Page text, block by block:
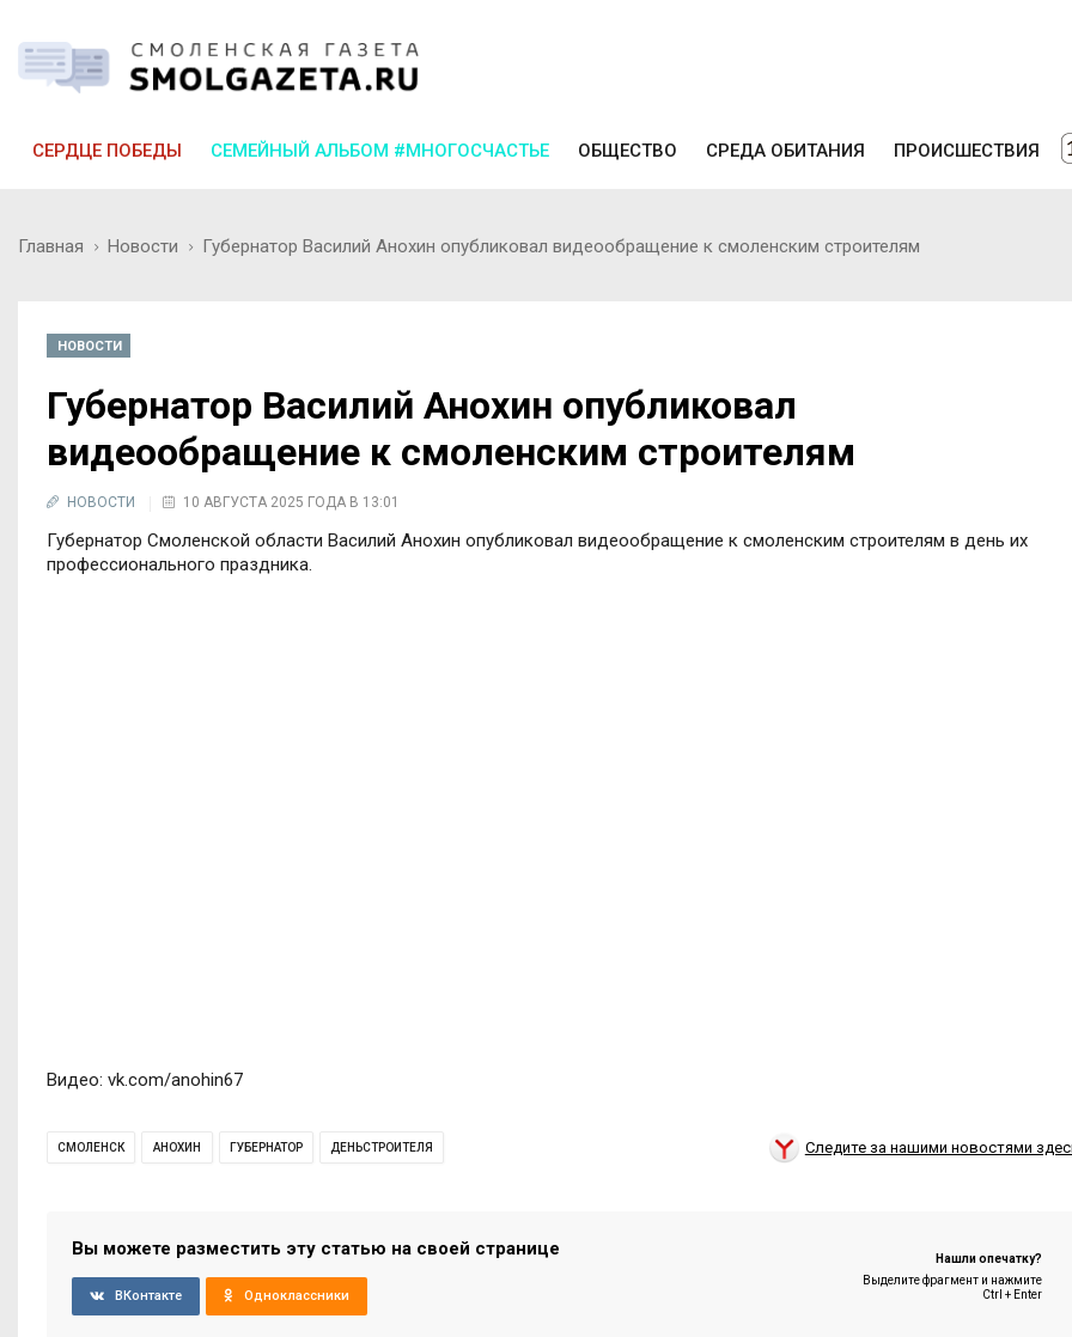
СЕРДЦЕ ПОБЕДЫ СЕМЕЙНЫЙ АЛЬБОМ #МНОГОСЧАСТЬЕ ОБЩЕСТВО СРЕДА ОБИТАНИЯ ПРОИСШЕСТВИЯ
Главная Новости Губернатор Василий Анохин опубликовал видеообращение к смоленским строителям
НОВОСТИ
Губернатор Василий Анохин опубликовал
видеообращение к смоленским строителям
НОВОСТИ 10 АВГУСТА 2025 ГОДА В 13:01
Губернатор Смоленской области Василий Анохин опубликовал видеообращение к смоленским строителям в день их
профессионального праздника.
Видео: vk.com/anohin67
СМОЛЕНСК АНОХИН ГУБЕРНАТОР ДЕНЬСТРОИТЕЛЯ Следите за нашими новостями
Вы можете разместить эту статью на своей странице
ВКонтакте Одноклассники
Нашли опечатку?
Выделите фрагмент и нажмите
Ctrl + Enter